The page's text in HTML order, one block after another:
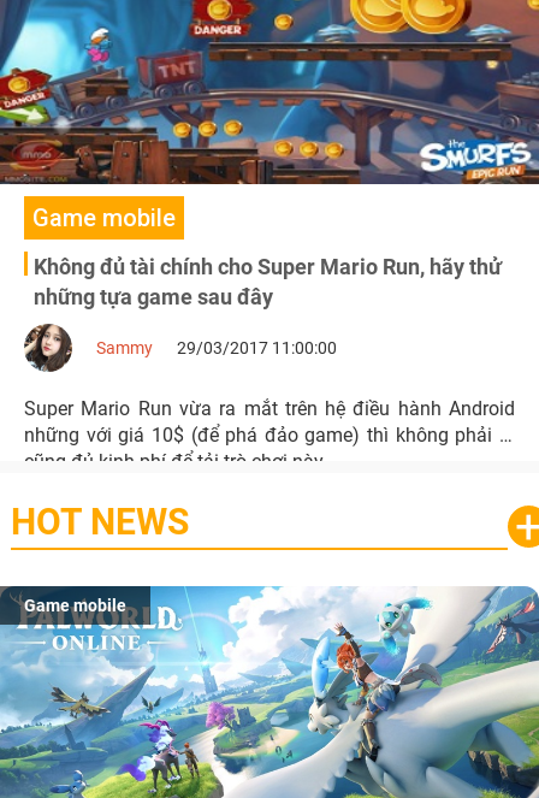
Game mobile
Không đủ tài chính cho Super Mario Run, hãy thử
những tựa game sau đây
Sammy 29/03/2017 11:00:00
Super Mario Run vừa ra mắt trên hệ điều hành Android
những với giá 10$ (để phá đảo game) thì không phải ai
cũng đủ kinh phí để tải trò chơi này.
HOT NEWS
Game mobile